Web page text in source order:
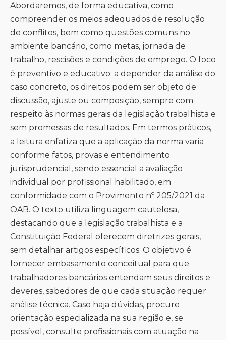
Abordaremos, de forma educativa, como
compreender os meios adequados de resolução
de conflitos, bem como questões comuns no
ambiente bancário, como metas, jornada de
trabalho, rescisões e condições de emprego. O foco
é preventivo e educativo: a depender da análise do
caso concreto, os direitos podem ser objeto de
discussão, ajuste ou composição, sempre com
respeito às normas gerais da legislação trabalhista e
sem promessas de resultados. Em termos práticos,
a leitura enfatiza que a aplicação da norma varia
conforme fatos, provas e entendimento
jurisprudencial, sendo essencial a avaliação
individual por profissional habilitado, em
conformidade com o Provimento nº 205/2021 da
OAB. O texto utiliza linguagem cautelosa,
destacando que a legislação trabalhista e a
Constituição Federal oferecem diretrizes gerais,
sem detalhar artigos específicos. O objetivo é
fornecer embasamento conceitual para que
trabalhadores bancários entendam seus direitos e
deveres, sabedores de que cada situação requer
análise técnica. Caso haja dúvidas, procure
orientação especializada na sua região e, se
possível, consulte profissionais com atuação na